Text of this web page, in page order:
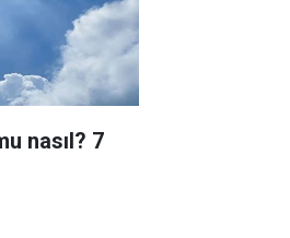
nasıl? 7